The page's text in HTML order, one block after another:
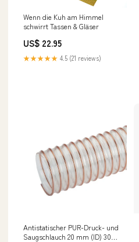
Wenn die Kuh am Himmel
schwirrt Tassen & Gläser
US$ 22.95
★★★★★ 4.5 (21 reviews)
Antistatischer PUR-Druck- und
Saugschlauch 20 mm (ID) 30